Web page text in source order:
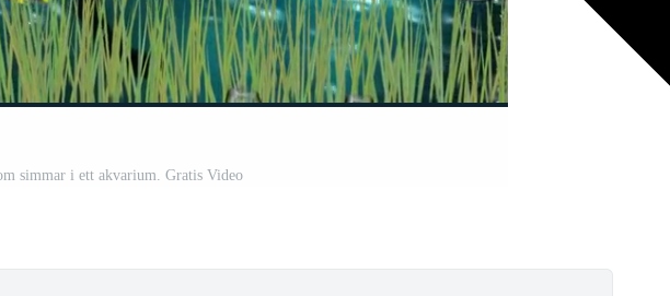
simmar i ett akvarium. Gratis Video